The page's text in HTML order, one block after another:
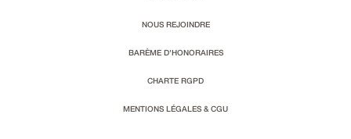
NOUS REJOINDRE
BARÈME D'HONORAIRES
CHARTE RGPD
MENTIONS LÉGALES & CGU